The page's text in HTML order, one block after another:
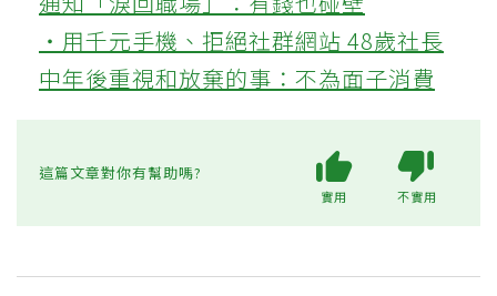
‧用千元手機、拒絕社群網站 48歲社長
中年後重視和放棄的事：不為面子消費
這篇文章對你有幫助嗎?
實用 不實用